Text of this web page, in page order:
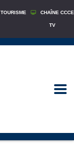
TOURISME CHAÎNE CCCE
TV